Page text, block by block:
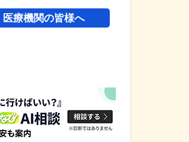
医療機関の皆様へ